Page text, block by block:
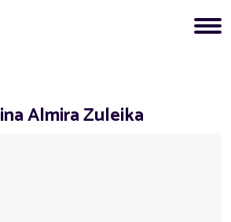
Almira Zuleika